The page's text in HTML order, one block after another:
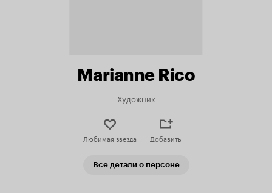
Marianne Rico
Художник
Любимая звезда Добавить
Все детали о персоне